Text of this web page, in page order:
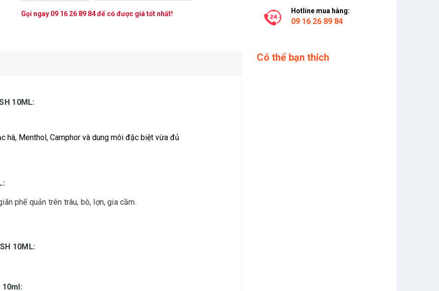
Gọi ngay 09 16 26 89 84để có được giá tốt nhất!
10ML:
hà, Menthol, Camphor và dung môi đặc biệt vừa đủ
phế quản trên trâu, bò, lợn, gia cầm.
10ML:
Hotline mua hàng:
09 16 26 89 84
Có thể bạn thích